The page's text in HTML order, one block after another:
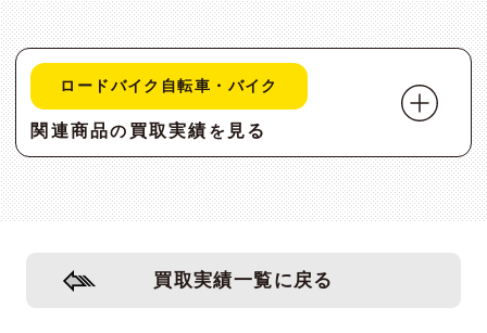
ロードバイク自転車・バイク
関連商品の 買取実績 を 見る
買取実績一覧に戻る